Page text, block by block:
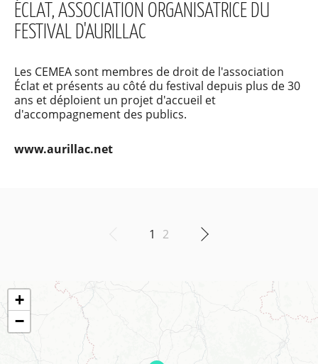
ÉCLAT, ASSOCIATION ORGANISATRICE DU
FESTIVAL D'AURILLAC
Les CEMEA sont membres de droit de l'association
Éclat et présents au côté du festival depuis plus de 30
ans et déploient un projet d'accueil et
d'accompagnement des publics.
www.aurillac.net
1 2
+
−